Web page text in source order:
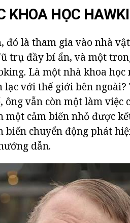
KHOA HỌC
đó là tham gia vào nhà
trụ đầy bí ẩn, và một
Là một nhà khoa
lạc với thế giới bên
ông vẫn còn một làm
một cảm biến nhỏ được
biến chuyển động phát
dẫn.